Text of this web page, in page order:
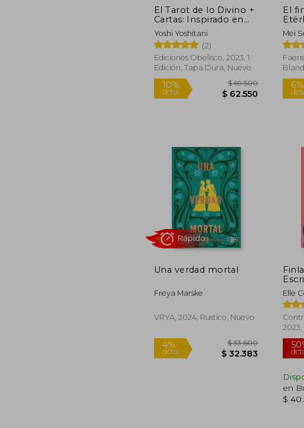
El Tarot de lo Divino +
Cartas: Inspirado en
Historias de Deidades,
Cuentos de Hadas y
Leyendas de Todo el
Mundo
Yoshi Yoshitani
(2)
Ediciones Obelisco, 2023, 1
Edición, Tapa Dura, Nuevo
dcto.
$ 69.500
$ 62.550
El
Mei
Una verdad mortal
Freya Marske
VRYA, 2024, Rustico, Nuevo
Elle
2023,
en
$